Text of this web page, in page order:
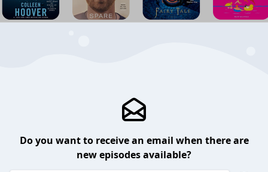
Do you want to receive an email when there are
new episodes available?